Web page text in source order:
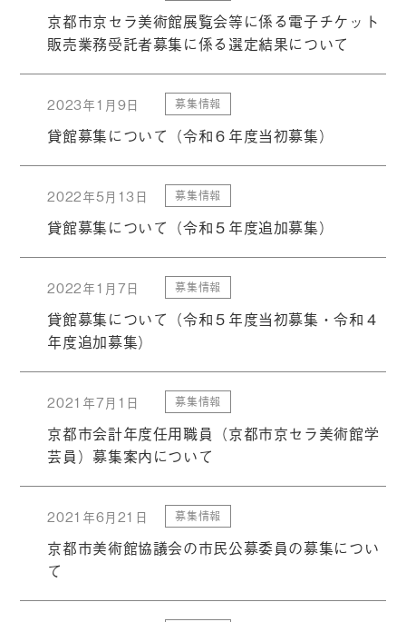
京都市京セラ美術館展覧会等に係る電子チケット
販売業務受託者募集に係る選定結果について
2023年1月9日 募集情報
貸館募集について（令和６年度当初募集）
2022年5月13日 募集情報
貸館募集について（令和５年度追加募集）
2022年1月7日 募集情報
貸館募集について（令和５年度当初募集・令和４
年度追加募集）
2021年7月1日 募集情報
京都市会計年度任用職員（京都市京セラ美術館学
芸員）募集案内について
2021年6月21日 募集情報
京都市美術館協議会の市⺠公募委員の募集につい
て